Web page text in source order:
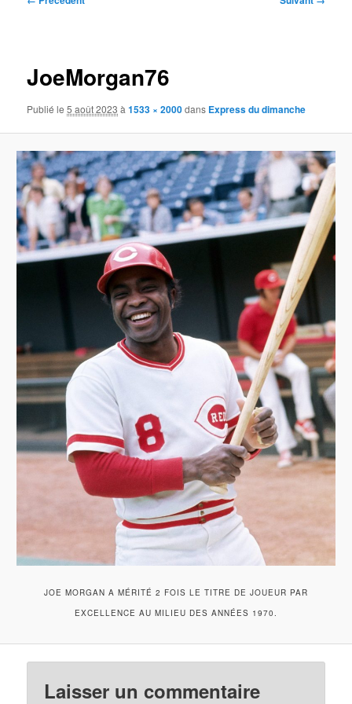
JoeMorgan76
Publié le5 août 2023 à1533 × 2000dans Express du dimanche
JOE MORGAN A MÉRITÉ 2 FOIS LE TITRE DE JOUEUR PAR
EXCELLENCE AU MILIEU DES ANNÉES 1970.
Laisser un commentaire